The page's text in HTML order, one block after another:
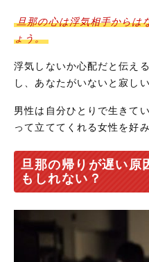
旦那の心は浮気相手からは
ょう。
浮気しないか心配だと伝え
し、あなたがいないと寂し
男性は自分ひとりで生きて
って立ててくれる女性を好
旦那の帰りが遅い原
もしれない？